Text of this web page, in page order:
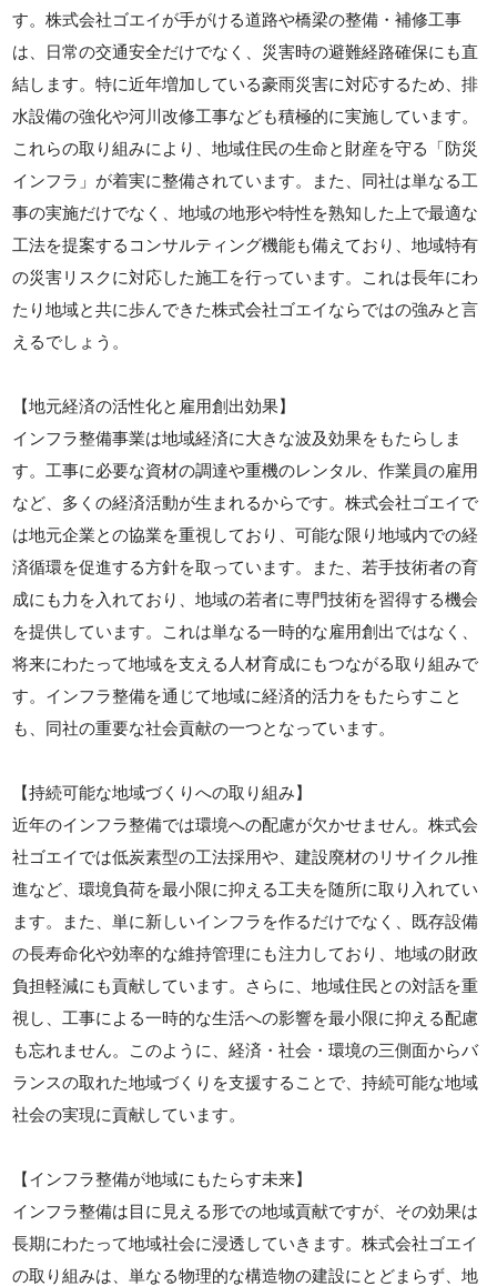
す。株式会社ゴエイが手がける道路や橋梁の整備・補修工事
は、日常の交通安全だけでなく、災害時の避難経路確保にも直
結します。特に近年増加している豪雨災害に対応するため、排
水設備の強化や河川改修工事なども積極的に実施しています。
これらの取り組みにより、地域住民の生命と財産を守る「防災
インフラ」が着実に整備されています。また、同社は単なる工
事の実施だけでなく、地域の地形や特性を熟知した上で最適な
工法を提案するコンサルティング機能も備えており、地域特有
の災害リスクに対応した施工を行っています。これは長年にわ
たり地域と共に歩んできた株式会社ゴエイならではの強みと言
えるでしょう。
【地元経済の活性化と雇用創出効果】
インフラ整備事業は地域経済に大きな波及効果をもたらしま
す。工事に必要な資材の調達や重機のレンタル、作業員の雇用
など、多くの経済活動が生まれるからです。株式会社ゴエイで
は地元企業との協業を重視しており、可能な限り地域内での経
済循環を促進する方針を取っています。また、若手技術者の育
成にも力を入れており、地域の若者に専門技術を習得する機会
を提供しています。これは単なる一時的な雇用創出ではなく、
将来にわたって地域を支える人材育成にもつながる取り組みで
す。インフラ整備を通じて地域に経済的活力をもたらすこと
も、同社の重要な社会貢献の一つとなっています。
【持続可能な地域づくりへの取り組み】
近年のインフラ整備では環境への配慮が欠かせません。株式会
社ゴエイでは低炭素型の工法採用や、建設廃材のリサイクル推
進など、環境負荷を最小限に抑える工夫を随所に取り入れてい
ます。また、単に新しいインフラを作るだけでなく、既存設備
の長寿命化や効率的な維持管理にも注力しており、地域の財政
負担軽減にも貢献しています。さらに、地域住民との対話を重
視し、工事による一時的な生活への影響を最小限に抑える配慮
も忘れません。このように、経済・社会・環境の三側面からバ
ランスの取れた地域づくりを支援することで、持続可能な地域
社会の実現に貢献しています。
【インフラ整備が地域にもたらす未来】
インフラ整備は目に見える形での地域貢献ですが、その効果は
長期にわたって地域社会に浸透していきます。株式会社ゴエイ
の取り組みは、単なる物理的な構造物の建設にとどまらず、地